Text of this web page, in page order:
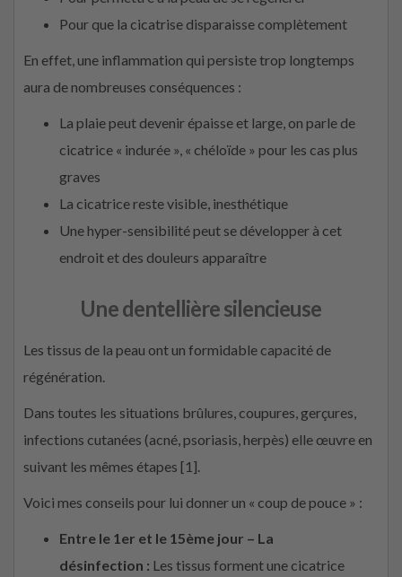
Pour que la cicatrise disparaisse complètement
En effet, une inflammation qui persiste trop longtemps
aura de nombreuses conséquences :
La plaie peut devenir épaisse et large, on parle de
cicatrice « indurée », « chéloïde » pour les cas plus
graves
La cicatrice reste visible, inesthétique
Une hyper-sensibilité peut se développer à cet
endroit et des douleurs apparaître
Une dentellière silencieuse
Les tissus de la peau ont un formidable capacité de
régénération.
Dans toutes les situations brûlures, coupures, gerçures,
infections cutanées (acné, psoriasis, herpès) elle œuvre en
suivant les mêmes étapes [1].
Voici mes conseils pour lui donner un « coup de pouce » :
Entre le 1er et le 15ème jour – La
désinfection : Les tissus forment une cicatrice